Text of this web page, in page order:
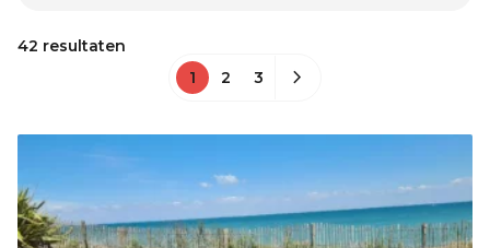
42 resultaten
1
2 3